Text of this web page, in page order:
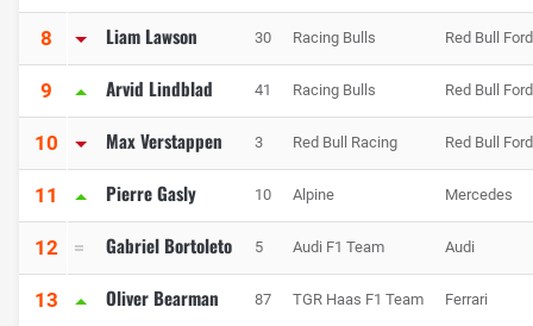
8 Liam Lawson 30 Racing Bulls Red Bull
9 Arvid Lindblad 41 Racing Bulls Red Bull
10 Max Verstappen 3 Red Bull Racing Red Bull
11 Pierre Gasly 10 Alpine Mercedes
12 Gabriel Bortoleto 5 Audi F1 Team Audi
13 Oliver Bearman 87 TGR Haas F1 Team Ferrari